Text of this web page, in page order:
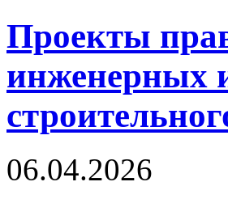
Проекты
инженерных
06.04.2026